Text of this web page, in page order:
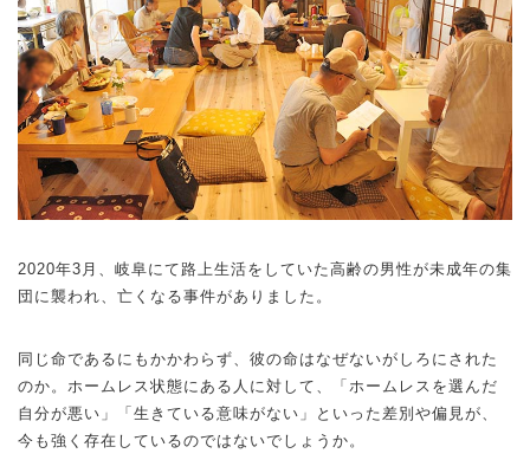
2020年3月、岐阜にて路上生活をしていた高齢の男性が未成年の集
団に襲われ、亡くなる事件がありました。
同じ命であるにもかかわらず、彼の命はなぜないがしろにされた
のか。ホームレス状態にある人に対して、「ホームレスを選んだ
自分が悪い」「生きている意味がない」といった差別や偏見が、
今も強く存在しているのではないでしょうか。